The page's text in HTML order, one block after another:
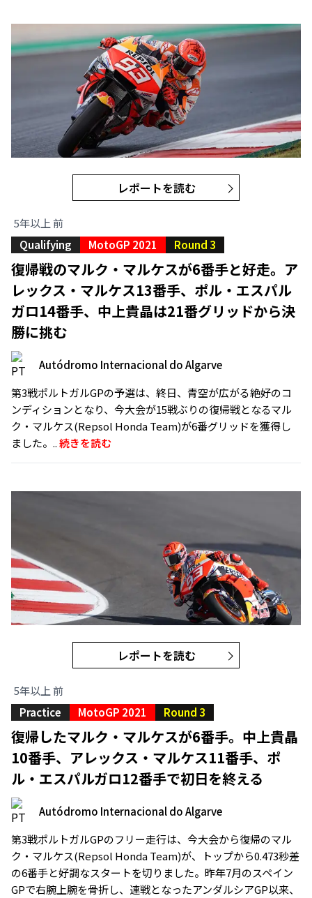
レポートを読む
5年以上 前
Qualifying
MotoGP 2021 Round 3
復帰戦のマルク・マルケスが6番手と好走。ア
レックス・マルケス13番手、ポル・エスパル
ガロ14番手、中上貴晶は21番グリッドから決
勝に挑む
Autódromo Internacional do Algarve
第3戦ポルトガルGPの予選は、終日、青空が広がる絶好のコ
ンディションとなり、今大会が15戦ぶりの復帰戦となるマル
ク・マルケス(Repsol Honda Team)が6番グリッドを獲得し
ました。..続きを読む
レポートを読む
5年以上 前
Practice
MotoGP 2021 Round 3
復帰したマルク・マルケスが6番手。中上貴晶
10番手、アレックス・マルケス11番手、ポ
ル・エスパルガロ12番手で初日を終える
Autódromo Internacional do Algarve
第3戦ポルトガルGPのフリー走行は、今大会から復帰のマル
ク・マルケス(Repsol Honda Team)が、トップから0.473秒差
の6番手と好調なスタートを切りました。昨年7月のスペイン
GPで右腕上腕を骨折し、連戦となったアンダルシアGP以来、